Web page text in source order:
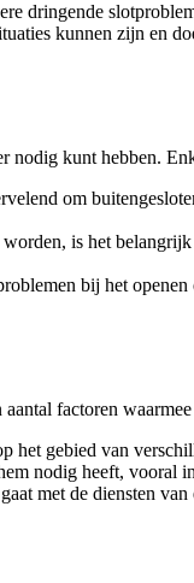
dringende
kunnen zijn en
nodig kunt hebben.
om
is het
bij het
factoren
het gebied van
nodig heeft, vooral
met de diensten